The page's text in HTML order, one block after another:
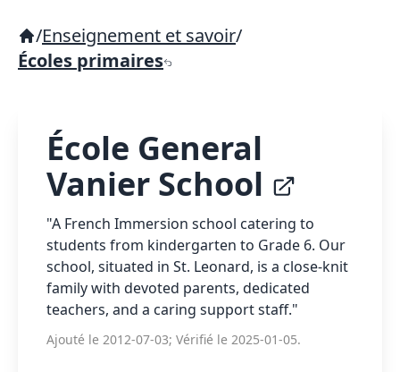
/Enseignement et savoir/
Écoles primaires
École General
Vanier School
"A French Immersion school catering to
students from kindergarten to Grade 6. Our
school, situated in St. Leonard, is a close-knit
family with devoted parents, dedicated
teachers, and a caring support staff."
Ajouté le 2012-07-03; Vérifié le 2025-01-05.